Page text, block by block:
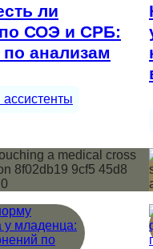
ли
СОЭ и СРБ:
по анализам